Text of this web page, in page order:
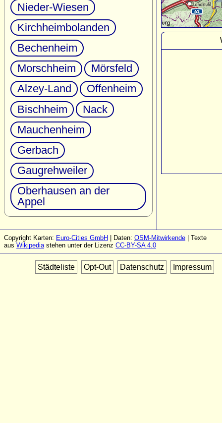
Nieder-Wiesen
Kirchheimbolanden
Bechenheim
Morschheim
Mörsfeld
Alzey-Land
Offenheim
Bischheim
Nack
Mauchenheim
Gerbach
Gaugrehweiler
Oberhausen an der
Appel
Copyright Karten: Euro-Cities GmbH | Daten: OSM-Mitwirkende | Texte
aus Wikipediastehen unter der Lizenz CC-BY-SA 4.0
Städteliste Opt-Out Datenschutz Impressum